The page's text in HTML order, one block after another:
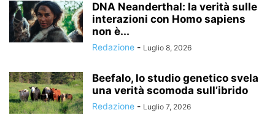
DNA Neanderthal: la verità sulle
interazioni con Homo sapiens
non è...
Redazione - Luglio 8, 2026
Beefalo, lo studio genetico svela
una verità scomoda sull’ibrido
Redazione - Luglio 7, 2026